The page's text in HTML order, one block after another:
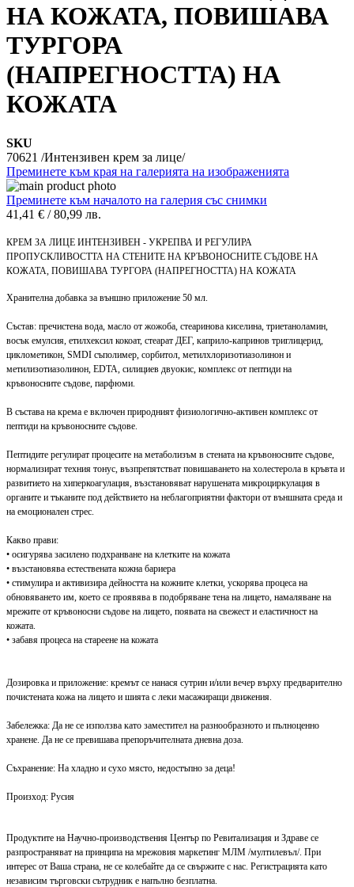
НА КОЖАТА, ПОВИШАВА
ТУРГОРА
(НАПРЕГНОСТТА) НА
КОЖАТА
SKU
70621 /Интензивен крем за лице/
Преминете към края на галерията на изображенията
Преминете към началото на галерия със снимки
41,41 € /80,99 лв.
КРЕМ ЗА ЛИЦЕ ИНТЕНЗИВЕН - УКРЕПВА И РЕГУЛИРА
ПРОПУСКЛИВОСТТА НА СТЕНИТЕ НА КРЪВОНОСНИТЕ СЪДОВЕ НА
КОЖАТА, ПОВИШАВА ТУРГОРА (НАПРЕГНОСТТА) НА КОЖАТА
Хранителна добавка за външно приложение 50 мл.
Състав: пречистена вода, масло от жожоба, стеаринова киселина, триетаноламин,
восък емулсия, етилхексил кокоат, стеарат ДЕГ, каприло-капринов триглицерид,
циклометикон, SMDI съполимер, сорбитол, метилхлоризотиазолинон и
метилизотиазолинон, EDTA, силициев двуокис, комплекс от пептиди на
кръвоносните съдове, парфюми.
В състава на крема е включен природният физиологично-активен комплекс от
пептиди на кръвоносните съдове.
Пептидите регулират процесите на метаболизъм в стената на кръвоносните съдове,
нормализират техния тонус, възпрепятстват повишаването на холестерола в кръвта и
развитието на хиперкоагулация, възстановяват нарушената микроциркулация в
органите и тъканите под действието на неблагоприятни фактори от външната среда и
на емоционален стрес.
Какво прави:
• осигурява засилено подхранване на клетките на кожата
• възстановява естествената кожна бариера
• стимулира и активизира дейността на кожните клетки, ускорява процеса на
обновяването им, което се проявява в подобряване тена на лицето, намаляване на
мрежите от кръвоносни съдове на лицето, появата на свежест и еластичност на
кожата.
• забавя процеса на стареене на кожата
Дозировка и приложение: кремът се нанася сутрин и/или вечер върху предварително
почистената кожа на лицето и шията с леки масажиращи движения.
Забележка: Да не се използва като заместител на разнообразното и пълноценно
хранене. Да не се превишава препоръчителната дневна доза.
Съхранение: На хладно и сухо място, недостъпно за деца!
Произход: Русия
Продуктите на Научно-производствения Център по Ревитализация и Здраве се
разпространяват на принципа на мрежовия маркетинг МЛМ /мултилевъл/. При
интерес от Ваша страна, не се колебайте да се свържите с нас. Регистрацията като
независим търговски сътрудник е напълно безплатна.